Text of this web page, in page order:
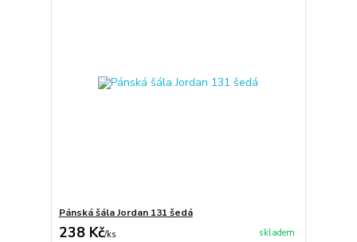
Pánská šála Jordan 131 šedá
238 Kč/ks skladem